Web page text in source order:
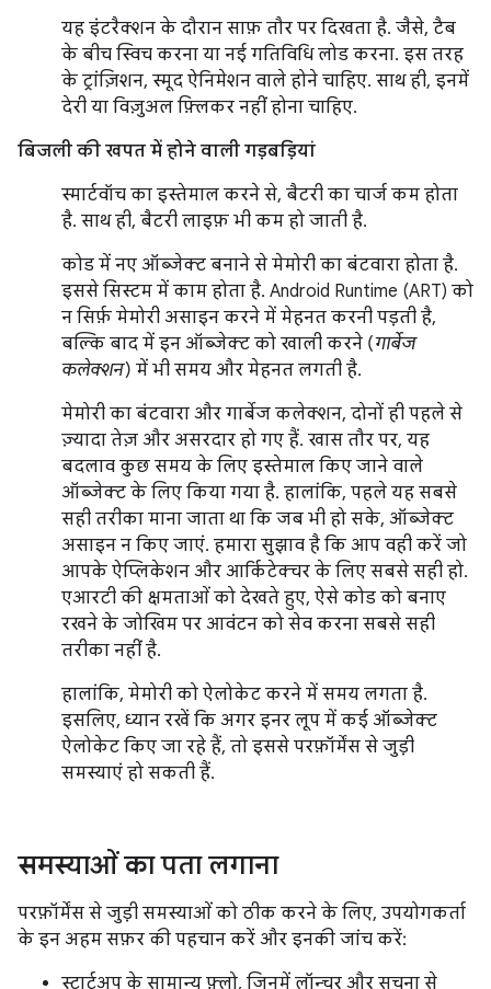
यह इंटरैक्शन के दौरान साफ़ तौर पर दिखता है. जैसे, टैब
के बीच स्विच करना या नई गतिविधि लोड करना. इस तरह
के ट्रांज़िशन, स्मूद ऐनिमेशन वाले होने चाहिए. साथ ही, इनमें
देरी या विज़ुअल फ़्लिकर नहीं होना चाहिए.
बिजली की खपत में होने वाली गड़बड़ियां
स्मार्टवॉच का इस्तेमाल करने से, बैटरी का चार्ज कम होता
है. साथ ही, बैटरी लाइफ़ भी कम हो जाती है.
कोड में नए ऑब्जेक्ट बनाने से मेमोरी का बंटवारा होता है.
इससे सिस्टम में काम होता है. Android Runtime (ART) को
न सिर्फ़ मेमोरी असाइन करने में मेहनत करनी पड़ती है,
बल्कि बाद में इन ऑब्जेक्ट को खाली करने (गार्बेज
कलेक्शन) में भी समय और मेहनत लगती है.
मेमोरी का बंटवारा और गार्बेज कलेक्शन, दोनों ही पहले से
ज़्यादा तेज़ और असरदार हो गए हैं. खास तौर पर, यह
बदलाव कुछ समय के लिए इस्तेमाल किए जाने वाले
ऑब्जेक्ट के लिए किया गया है. हालांकि, पहले यह सबसे
सही तरीका माना जाता था कि जब भी हो सके, ऑब्जेक्ट
असाइन न किए जाएं. हमारा सुझाव है कि आप वही करें जो
आपके ऐप्लिकेशन और आर्किटेक्चर के लिए सबसे सही हो.
एआरटी की क्षमताओं को देखते हुए, ऐसे कोड को बनाए
रखने के जोखिम पर आवंटन को सेव करना सबसे सही
तरीका नहीं है.
हालांकि, मेमोरी को ऐलोकेट करने में समय लगता है.
इसलिए, ध्यान रखें कि अगर इनर लूप में कई ऑब्जेक्ट
ऐलोकेट किए जा रहे हैं, तो इससे परफ़ॉर्मेंस से जुड़ी
समस्याएं हो सकती हैं.
समस्याओं का पता लगाना
परफ़ॉर्मेंस से जुड़ी समस्याओं को ठीक करने के लिए, उपयोगकर्ता
के इन अहम सफ़र की पहचान करें और इनकी जांच करें:
स्टार्टअप के सामान्य फ़्लो, जिनमें लॉन्चर और सूचना से